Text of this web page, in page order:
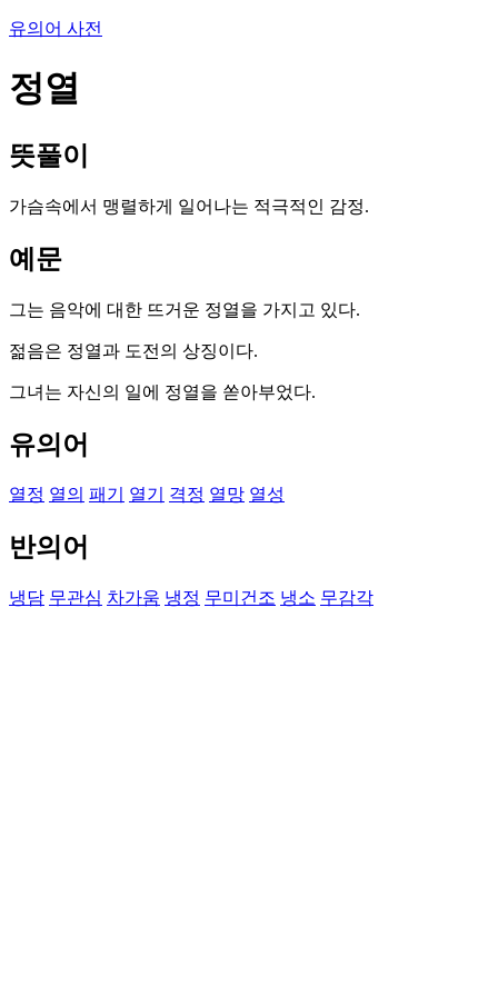
유의어 사전
정열
뜻풀이
가슴속에서 맹렬하게 일어나는 적극적인 감정.
예문
그는 음악에 대한 뜨거운 정열을 가지고 있다.
젊음은 정열과 도전의 상징이다.
그녀는 자신의 일에 정열을 쏟아부었다.
유의어
열정 열의 패기 열기 격정 열망 열성
반의어
냉담 무관심 차가움 냉정 무미건조 냉소 무감각